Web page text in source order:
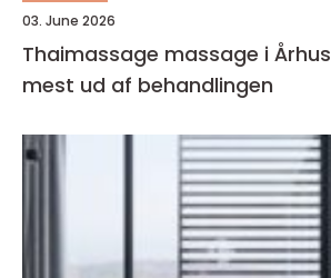
03. June 2026
Thaimassage massage i Århus sådan får du
mest ud af behandlingen